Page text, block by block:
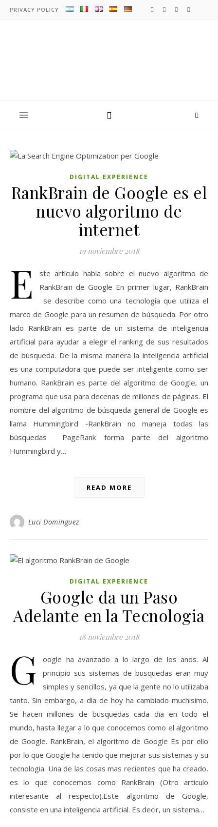
PRIVACY POLICY
DIGITAL EXPERIENCE
RankBrain de Google es el
nuevo algoritmo de
internet
19 noviembre 2018
E
ste artículo habla sobre el nuevo algoritmo de
RankBrain de Google En primer lugar, RankBrain
se describe como una tecnología que utiliza el
marco de Google para un resumen de búsqueda. Por otro
lado RankBrain es parte de un sistema de inteligencia
artificial para ayudar a elegir el ranking de sus resultados
de búsqueda. De la misma manera la inteligencia artificial
es una computadora que puede ser inteligente como ser
humano. RankBrain es parte del algoritmo de Google, un
programa que usa para decenas de millones de páginas. El
nombre del algoritmo de búsqueda general de Google es
llama Hummingbird -RankBrain no maneja todas las
búsquedas PageRank forma parte del algoritmo
Hummingbird y…
READ MORE
Luci Dominguez
DIGITAL EXPERIENCE
Google da un Paso
Adelante en la Tecnologia
18 noviembre 2018
G
oogle ha avanzado a lo largo de los anos. Al
principio sus sistemas de busquedas eran muy
simples y sencillos, ya que la gente no lo utilizaba
tanto. Sin embargo, a dia de hoy ha cambiado muchisimo.
Se hacen millones de busquedas cada dia en todo el
mundo, hasta llegar a lo que conocemos como el algoritmo
de Google. RankBrain, el algoritmo de Google Es por ello
por lo que Google ha tenido que mejorar sus sistemas y su
tecnologia. Una de las cosas mas recientes que ha creado,
es lo que conocemos como RankBrain (Otro articulo
interesante al respecto).Este algoritmo de Google,
consiste en una inteligencia artificial. Es decir, un sistema…